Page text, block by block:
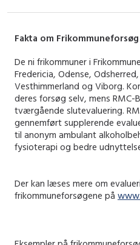
Fakta om Frikommuneforsøg
De ni frikommuner i
Fredericia, Odense,
Vesthimmerland og Viborg.
deres forsøg selv, mens RMC-
tværgående slutevaluering.
gennemført supplerende
til anonym ambulant
fysioterapi og bedre
Der kan læses mere om
frikommuneforsøgene på